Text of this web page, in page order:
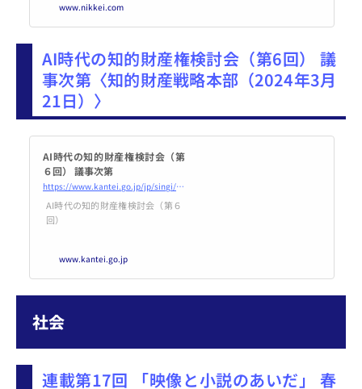
費者は裁判により問題が解決して
利便性が向上することを期待しが
はアップルが既に対応を始め、背
景からは両者の攻防の軌跡と原告
が抱える課題が浮かび上がる。
「そうであればお母さんにiPhon
eを買ってあげなさい」。2022年9
www.nikkei.com
AI時代の知的財産権検討会（第6回） 議
事次第〈知的財産戦略本部（2024年3月
21日）〉
AI時代の知的財産権検討会（第
６回） 議事次第
https://www.kantei.go.jp/jp/singi/titeki2/ai_kentoukai/gijisidai/dai6/index.html
AI時代の知的財産権検討会（第６
回）
www.kantei.go.jp
社会
連載第17回 「映像と小説のあいだ」 春